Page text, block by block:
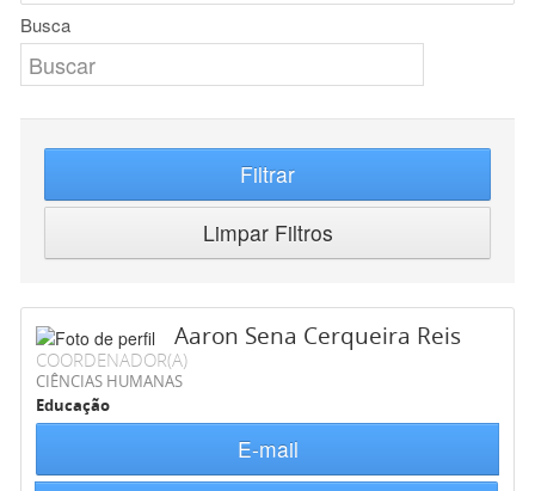
Busca
Filtrar
Limpar Filtros
Aaron Sena Cerqueira Reis
COORDENADOR(A)
CIÊNCIAS HUMANAS
Educação
E-mail